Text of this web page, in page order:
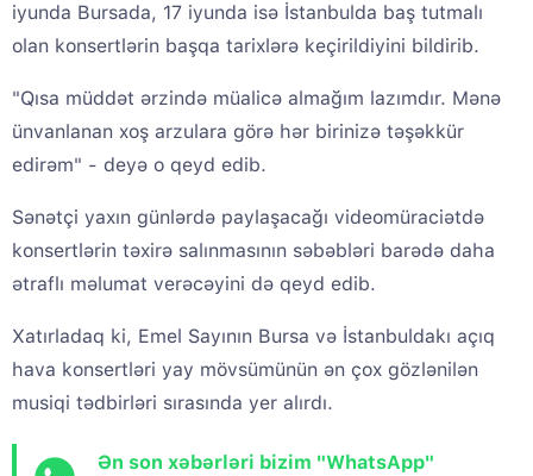
iyunda Bursada, 17 iyunda isə İstanbulda baş tutmalı
olan konsertlərin başqa tarixlərə keçirildiyini bildirib.
"Qısa müddət ərzində müalicə almağım lazımdır. Mənə
ünvanlanan xoş arzulara görə hər birinizə təşəkkür
edirəm" - deyə o qeyd edib.
Sənətçi yaxın günlərdə paylaşacağı videomüraciətdə
konsertlərin təxirə salınmasının səbəbləri barədə daha
ətraflı məlumat verəcəyini də qeyd edib.
Xatırladaq ki, Emel Sayının Bursa və İstanbuldakı açıq
hava konsertləri yay mövsümünün ən çox gözlənilən
musiqi tədbirləri sırasında yer alırdı.
Ən son xəbərləri bizim "WhatsApp"